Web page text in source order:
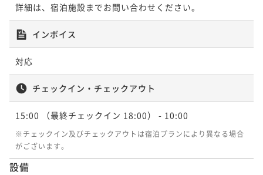
【カップル歓迎】彼氏彼女二人きりの温泉旅行！特別
な時間をたちばなやで！＜カップル特典付＞
二食付き
ポイント即利用で
2名 ¥ 45,980 ~
【記念日プラン】大切な人とふたりで。個室で味わう
四季会席と特典で彩る特別なひととき（1泊2食）
詳細は、宿泊施設までお問い合わせください。
インボイス
対応
チェックイン・チェックアウト
15:00 （最終チェックイン 18:00） - 10:00
※チェックイン及びチェックアウトは宿泊プランにより異なる場合
がございます。
設備